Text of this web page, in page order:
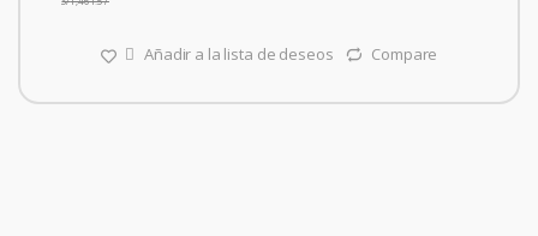
Añadir a la lista de deseos Compare